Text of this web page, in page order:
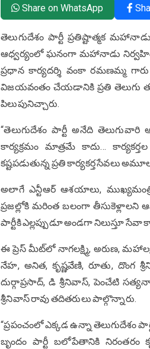
Share on WhatsApp
తెలుగుదేశం పార్టీ ప్రతిష్టాత్మక
ఆధ్వర్యంలో ఘనంగా మహానాడు
ప్రధాన కార్యదర్శి వంకా రమణమ్మ
విజయవంతం చేయడానికి ప్రతి తెలుగు
పిలుపునిచ్చారు.
“తెలుగుదేశం పార్టీ అనేది
కార్యక్రమం మాత్రమే కాదు…
కష్టపడుతున్న ప్రతి కార్యకర్త సేవలు
అలాగే ఎన్టీఆర్ ఆశయాలు,
ప్రజల్లోకి మరింత బలంగా తీసుకెళ్లాలని
పార్టీకి ఎల్లప్పుడూ అండగా నిలుస్తూ
ఈ ప్రెస్ మీట్‌లో నాగలక్ష్మి, అరుణ,
నేహ, అనిత, కృష్ణవేణి, రూతు, దొంగ
దుర్గాప్రసాద్, డి శ్రీనివాస్, పెంచేటి
శ్రీనివాస్ రావు తదితరులు పాల్గొన్నారు.
“ప్రపంచంలో ఎక్కడ ఉన్నా
బృందం పార్టీ బలోపేతానికి నిరంతరం